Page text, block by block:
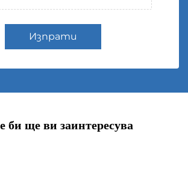
Изпрати
би ще ви заинтересува